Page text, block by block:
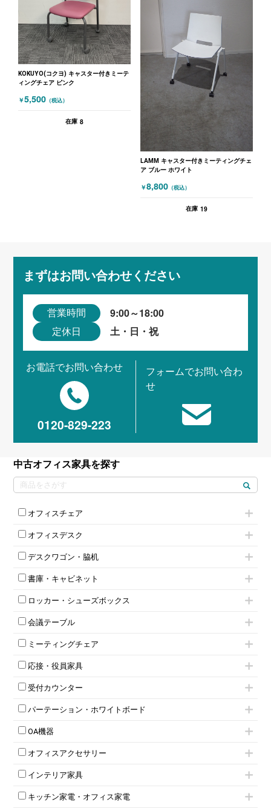
KOKUYO(コクヨ) キャスター付きミーテ
ィングチェア ピンク
￥5,500 （税込）
在庫 8
LAMM キャスター付きミーティングチェ
ア ブルー ホワイト
￥8,800 （税込）
在庫 19
まずはお問い合わせください
営業時間 9:00～18:00
定休日 土・日・祝
お電話でお問い合わせ
0120-829-223
フォームでお問い合わ
せ
中古オフィス家具を探す
オフィスチェア
肘無しチェア
役員チェア
オフィスチェアその他
オフィスデスク
フリーアドレスデスク（ベンチデスク）
昇降デスク
両袖机
デスクワゴン・脇机
インワゴン2段
インワゴン3段
脇机
書庫・キャビネット
ハイキャビネット
ローキャビネット
両開きキャビネット
上下連結キャビネット
軽量ラック（スチールラック）
収納家具その他
両開書庫
ラテラル書庫
ロッカー・シューズボックス
1人用ロッカー
2人用ロッカー
3人用ロッカー
5人用ロッカー
8人用ロッカー
多人数ロッカー
ダイヤル錠ロッカー
ダイヤル錠ロッカー
ワードローブ・クローゼット
会議テーブル
スタッキングテーブル
ネスティングテーブル
カウンターテーブル
T字脚テーブル
会議テーブルW1200～
会議テーブルW1800～
平行スタックテーブル
会議テーブルその他
ミーティングチェア
キャスター付きミーティングチェア
スタッキングミーティングチェア
テーブル付きミーティングチェア
折りたたみミーティングチェア
ハイチェア
ミーティングチェアその他
応接・役員家具
応接セット
応接ソファ
応接チェア
応接・役員家具その他
受付カウンター
ローカウンター
ラウンジカウンター
パーテーション・ホワイトボード
パーテーション
自立タイプパーテーション
パーテーションその他
壁掛けホワイトボード
ホワイトボードその他
OA機器
電話機（ビジネスフォン）
シュレッダー
スクリーン
オフィスアクセサリー
チェア用台車
演台・講演台・演説台
防音パネル
インテリア家具
モールドチェア
ダイニングチェア
キッチン家電・オフィス家電